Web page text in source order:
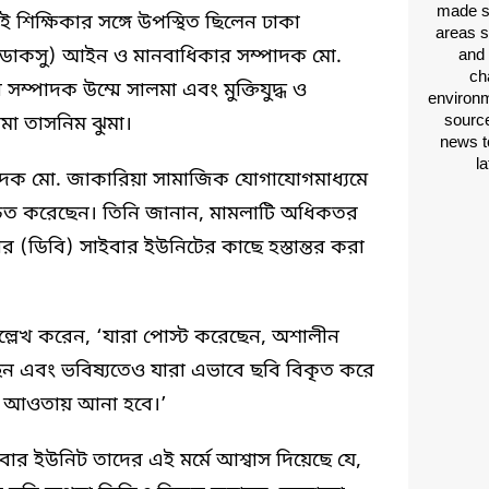
সঙ্গে উপস্থিত ছিলেন ঢাকা
(ডাকসু) আইন ও মানবাধিকার সম্পাদক মো.
উম্মে সালমা এবং মুক্তিযুদ্ধ ও
তাসনিম ঝুমা।
মো. জাকারিয়া সামাজিক যোগাযোগমাধ্যমে
করেছেন। তিনি জানান, মামলাটি অধিকতর
(ডিবি) সাইবার ইউনিটের কাছে হস্তান্তর করা
করেন, ‘যারা পোস্ট করেছেন, অশালীন
এবং ভবিষ্যতেও যারা এভাবে ছবি বিকৃত করে
আওতায় আনা হবে।’
ইউনিট তাদের এই মর্মে আশ্বাস দিয়েছে যে,
made
areas
news